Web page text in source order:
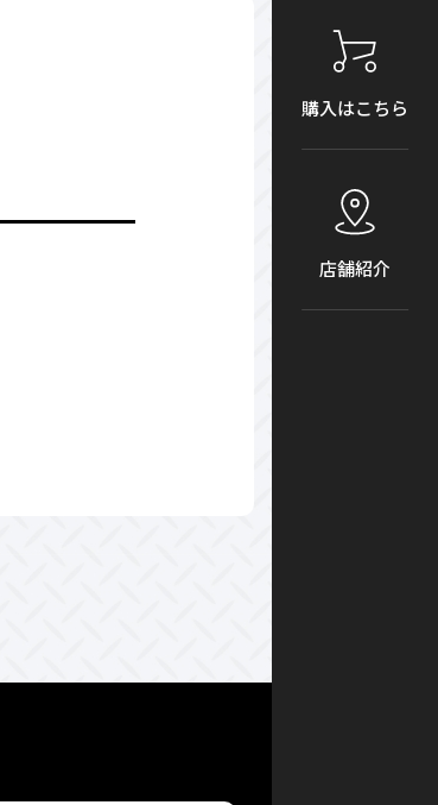
購入はこちら
店舗紹介